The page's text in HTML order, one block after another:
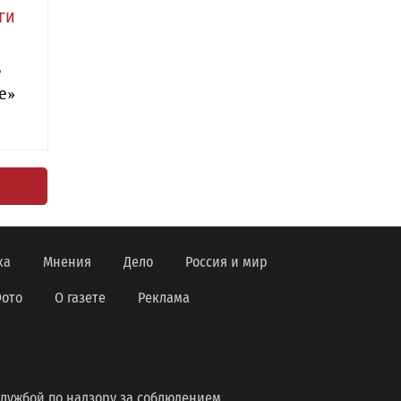
Мнения Дело Россия и мир
О газете Реклама